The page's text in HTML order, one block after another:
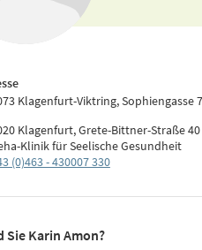
Klagenfurt-Viktring, Sophiengasse 7
Klagenfurt, Grete-Bittner-Straße 40
Klinik für Seelische Gesundheit
(0)463 - 430007 330
Sie Karin Amon?